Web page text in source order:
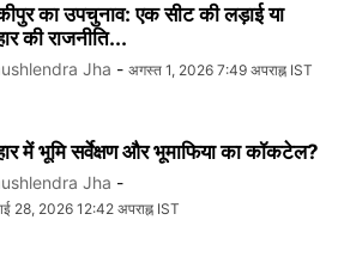
का उपचुनाव: एक सीट की लड़ाई या
की राजनीति...
Jha - अगस्त 1, 2026 7:49 अपराह्न IST
में भूमि सर्वेक्षण और भूमाफिया का कॉकटेल?
Jha -
28, 2026 12:42 अपराह्न IST